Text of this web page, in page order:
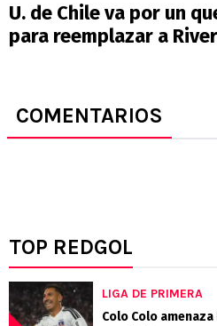
U. de Chile va por un
para reemplazar a
COMENTARIOS
TOP REDGOL
LIGA DE PRIMERA
Colo Colo